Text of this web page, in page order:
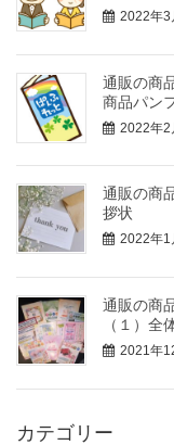
2022年3
通販の商
商品パン
2022年2
通販の商
拶状
2022年1
通販の
（１）全
2021年
カテゴリー